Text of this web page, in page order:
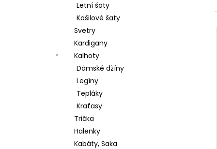
Letní šaty
Košilové šaty
Svetry
Kardigany
Kalhoty
Dámské džíny
Legíny
Tepláky
Kraťasy
Trička
Halenky
Kabáty, Saka
ŠATY BEST TIME DELŠÍ RUKÁV
380 Kč
Původně:699 Kč